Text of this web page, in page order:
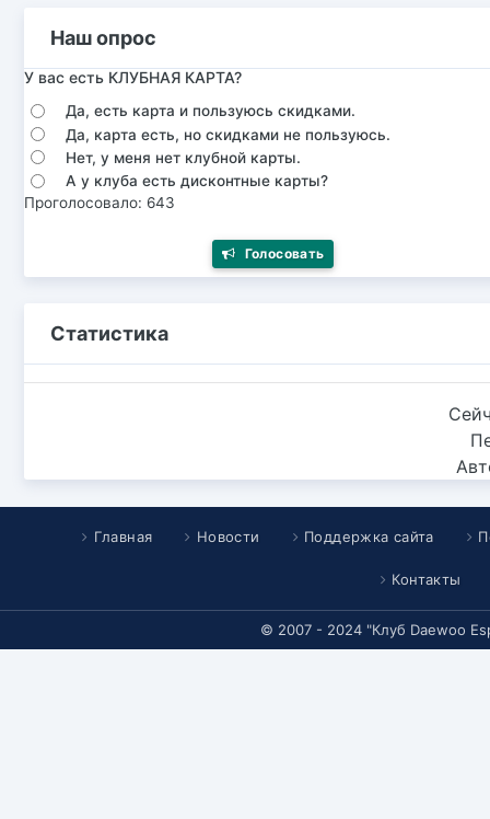
Наш опрос
У вас есть КЛУБНАЯ КАРТА?
Да, есть карта и пользуюсь скидками.
Да, карта есть, но скидками не пользуюсь.
Нет, у меня нет клубной карты.
А у клуба есть дисконтные карты?
Проголосовало: 643
Голосовать
Статистика
Главная Новости Поддержка сайта
Контакты
© 2007 - 2024 "Клуб Daewoo